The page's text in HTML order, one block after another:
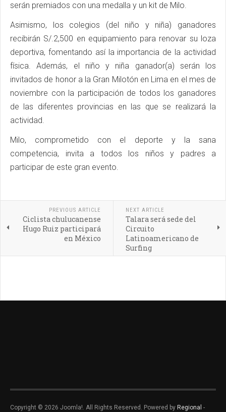
serán premiados con una medalla y un kit de Milo.
Asimismo, los colegios (del niño y niña) ganadores
recibirán S/.2,500 en equipamiento para renovar su loza
deportiva, fomentando así la importancia de la actividad
física. Además, el niño y niña ganador(a) serán los
invitados de honor a la Gran Milotón en Lima en el mes de
noviembre con la participación de todos los ganadores
de las diferentes provincias en las que se realizará la
actividad.
Milo, comprometido con el deporte y la sana
competencia, invita a todos los niños y padres a
participar de este gran evento.
PREVIOUS ARTICLE
Ciclista chulucanense
Hugo Ruiz participará
en México
NEXT ARTICLE
Talara será sede del
Circuito
Latinoamericano de
Surfing
Copyright © 2026 Joomla!. All Rights Reserved. Powered by Regional -